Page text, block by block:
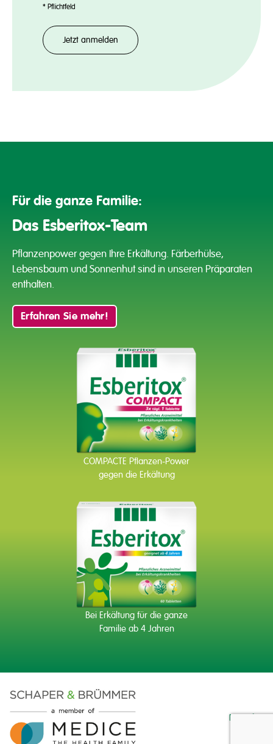
* Pflichtfeld
Für die ganze Familie:
Das Esberitox-Team
Pflanzenpower gegen Ihre Erkältung. Färberhülse,
Lebensbaum undSonnenhut sind in unseren Präparaten
enthalten.
Erfahren Sie mehr!
COMPACTE Pflanzen-Power
gegen die Erkältung
Bei Erkältung für die ganze
Familie ab 4 Jahren
Kontakt